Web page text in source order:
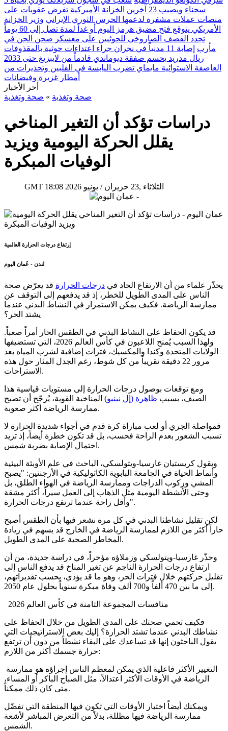
سجناء ويصيب 23 آخرين
الخزانة الأميركية تفرض عقوبات على
منصات عملات مشفرة لدعمها الحرس الثوري الإيراني وزير الخزانة
الأمريكي يتوقع فتح مضيق هرمز اليوم أو غداً لمدة تصل إلى 60 يوماً
تجدد القصف الصاروخي للحوثيين على معسكر صحن الجن في
مأرب إصابة 11 مدنياً في نجران جراء اعتداءات حوثية بالمقذوفات
ريال مدريد يحسم صفقة ديوماندي قادماً من لايبزيغ حتى 2033
العاصفة الاستوائية مايماي تضرب اليابسة في الفلبين وتحذيرات من
أمطار غزيرة وفيضانات
أخر الأخبار
صحة وتغذية » صحة وتغذية
دراسات تؤكد أن التغير المناخي
يقلل الحركة اليومية ويزيد
الوفيات المبكرة
GMT 18:08 2026 الثلاثاء ,23 حزيران / يونيو
إرتفاع درجات الحرارة العالمية
لندن - عُمان اليوم
يحذّر علماء من أن الارتفاع الحاد في درجات الحرارة قد يعرّض صحة
الناس على المدى الطويل للخطر، إذ قد يدفعهم إلى التوقف عن
ممارسة الرياضة. فكيف يمكن الاستمرار في النشاط البدني عندما
يشتد الحر؟
قد يكون الحفاظ على النشاط البدني في الطقس الحار أمراً صعباً.
ولهذا السبب يُمنح اللاعبون في كأس العالم 2026، التي تستضيفها
الولايات المتحدة وكندا والمكسيك، فترات إضافية لشرب المياه بعد
مرور 22 دقيقة تقريباً من كل شوط، رغم الجدل المثار حول هذه
الاستراحات.
ومع توقعات بوصول درجات الحرارة إلى مستويات قياسية هذا
الصيف، بسبب ظاهرة (إل نينيو) المناخية القوية، يُرجّح أن تصبح
ممارسة الرياضة أكثر صعوبة.
فمواصلة الجري أو لعب مباراة كرة قدم في أجواء شديدة الحرارة لا
تسبب الشعور بعدم الراحة فحسب، بل قد تكون خطرة أيضاً، إذ تزيد
احتمال الإصابة بضربة شمس.
ويقول كريستيان غارسيا-ويتولسكي، الباحث في علم الأوبئة البيئية
وأنماط الحياة في الجامعة البابوية الكاثوليكية في الأرجنتين: "يصبح
المشي وركوب الدراجات وممارسة الرياضة في الهواء الطلق، بل
وحتى الأنشطة اليومية مثل الذهاب إلى العمل سيراً، أكثر مشقة
وأقل راحة عندما ترتفع درجات الحرارة".
لكن تقليل نشاطنا البدني في كل مرة نشعر فيها بأن الطقس أصبح
حاراً أكثر من اللازم لممارسة الرياضة في الخارج قد يسهم في زيادة
المخاطر الصحية على المدى الطويل.
وحذّر غارسيا-ويتولسكي وزملاؤه مؤخراً، في دراسة جديدة، من أن
ارتفاع درجات الحرارة الناجم عن تغير المناخ قد يدفع الناس إلى
تقليل حركتهم خلال فترات الحر، وهو ما قد يؤدي، بحسب تقديراتهم،
إلى ما بين 470 ألفاً و700 ألف وفاة مبكرة سنوياً بحلول عام 2050.
منافسات المجموعة الثامنة في كأس العالم 2026
فكيف تحمي صحتك على المدى الطويل من خلال الحفاظ على
نشاطك البدني عندما تشتد الحرارة؟ إليك بعض الاستراتيجيات التي
يقول الباحثون إنها قد تساعدك على البقاء نشطاً من دون أن ترتفع
حرارة جسمك أكثر من اللازم:
الرياضة في الأوقات الأكثر اعتدالاً، مثل الصباح الباكر أو المساء،
متى كان ذلك ممكناً.
ويمكنك أيضاً اختيار الأوقات التي تكون فيها المنطقة التي تفضّل
ممارسة الرياضة فيها مظللة، بدلاً من التعرض المباشر لأشعة
الشمس.